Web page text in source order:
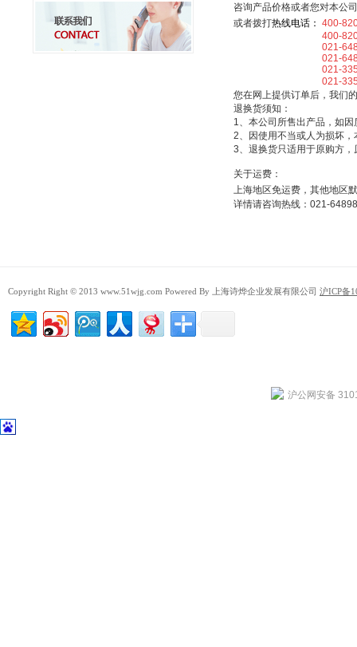
咨询产品价格或者您对本公
或者拨打热线电话： 400-
400-820-
021-
021-
021-
021-
您在网上提供订单后，我们
退换货须知：
1、本公司所售出产品，如
2、因使用不当或人为损坏
3、退换货只适用于原购方
关于运费：
上海地区免运费，其他地区
详情请咨询热线：021-
Copyright Right © 2013 www.51wjg.com Powered By 上海诗烨企业发展有限公司 沪ICP备
沪公网安备